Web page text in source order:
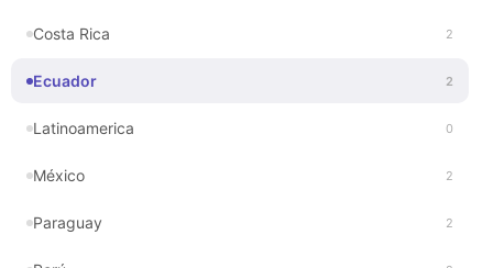
Costa Rica 2
Ecuador 2
Latinoamerica 0
México 2
Paraguay 2